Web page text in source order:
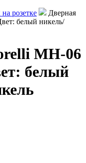
розетке
Дверная
белый никель/
MH-06
белый